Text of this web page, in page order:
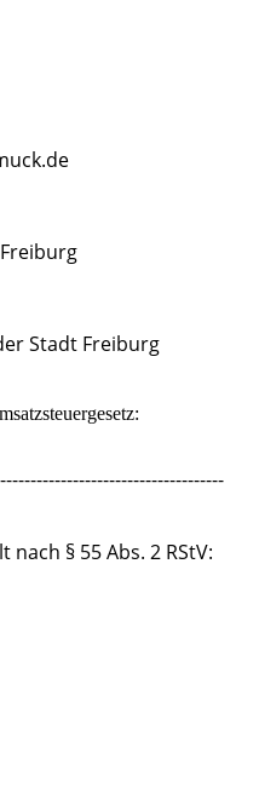
Stadt Freiburg
§ 55 Abs. 2 RStV: